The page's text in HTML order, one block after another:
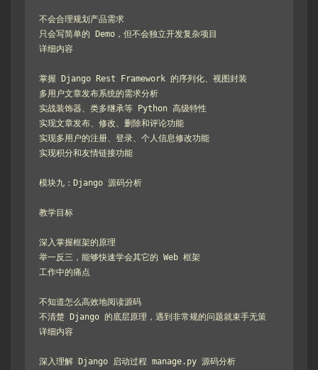
不会合理规划产品需求
只会写简单的 Demo，但不会独立开发复杂项目
详细内容
掌握 Django Rest Framework 的序列化、视图封装
多用户文章发布系统的需求分析
实战装饰器、类多继承等 Python 高级特性
实现文章发布、修改、删除和评论功能
实现多用户的注册、登录、个人信息修改功能
实现积分和友情链接功能
模块九：Django 源码分析
教学目标
深入掌握框架的原理
举一反三，能够快速学会其它的 Web 框架
工作中的痛点
不知道怎么高效地阅读源码
不清楚 Django 的底层原理，遇到非常规的问题就束手无策
详细内容
深入理解 Django 启动过程 manage.py 源码分析